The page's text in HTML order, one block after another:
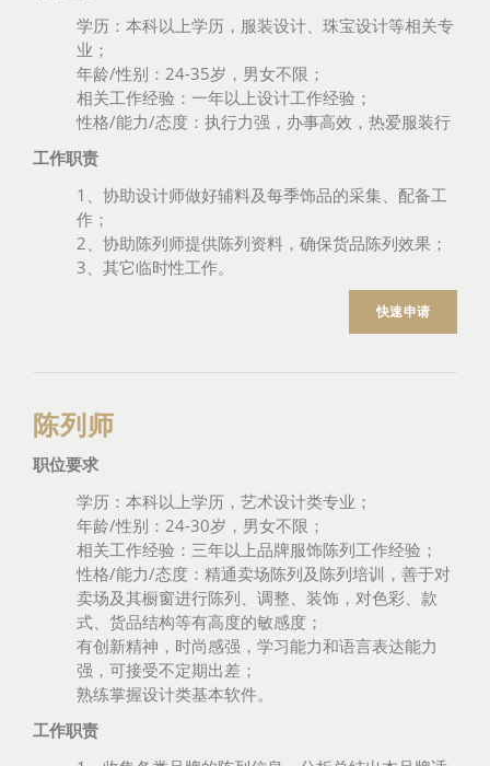
学历：本科以上学历，服装设计、珠宝设计等相关专
业；
年龄/性别：24-35岁，男女不限；
相关工作经验：一年以上设计工作经验；
性格/能力/态度：执行力强，办事高效，热爱服装行
工作职责
1、协助设计师做好辅料及每季饰品的采集、配备工
作；
2、协助陈列师提供陈列资料，确保货品陈列效果；
3、其它临时性工作。
快速申请
陈列师
职位要求
学历：本科以上学历，艺术设计类专业；
年龄/性别：24-30岁，男女不限；
相关工作经验：三年以上品牌服饰陈列工作经验；
性格/能力/态度：精通卖场陈列及陈列培训，善于对
卖场及其橱窗进行陈列、调整、装饰，对色彩、款
式、货品结构等有高度的敏感度；
有创新精神，时尚感强，学习能力和语言表达能力
强，可接受不定期出差；
熟练掌握设计类基本软件。
工作职责